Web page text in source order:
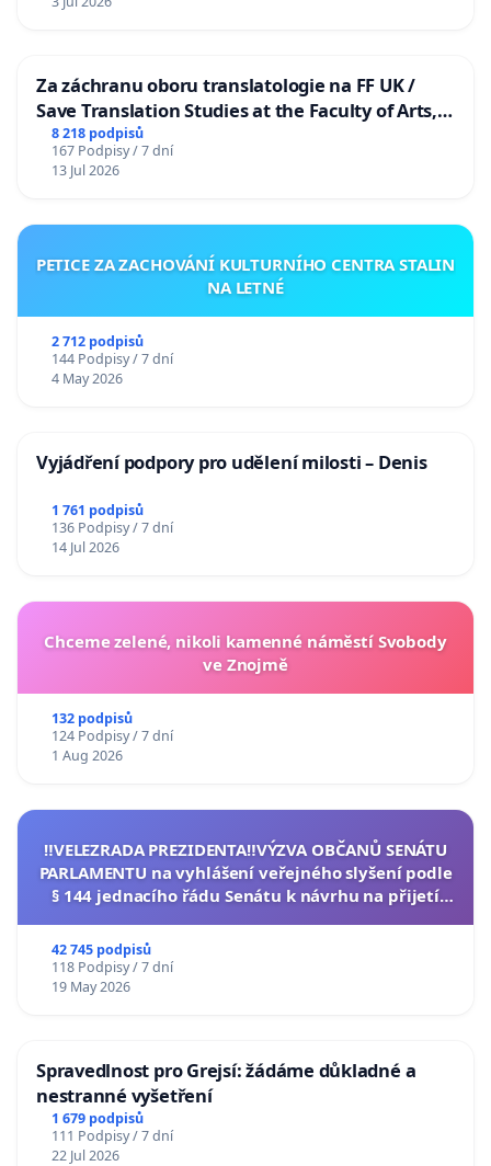
Za záchranu oboru translatologie na FF UK /
Save Translation Studies at the Faculty of Arts,
Charles University
8 218 podpisů
167 Podpisy / 7 dní
13 Jul 2026
PETICE ZA ZACHOVÁNÍ KULTURNÍHO CENTRA STALIN
NA LETNÉ
2 712 podpisů
144 Podpisy / 7 dní
4 May 2026
Vyjádření podpory pro udělení milosti – Denis
1 761 podpisů
136 Podpisy / 7 dní
14 Jul 2026
Chceme zelené, nikoli kamenné náměstí Svobody
ve Znojmě
132 podpisů
124 Podpisy / 7 dní
1 Aug 2026
‼️VELEZRADA PREZIDENTA‼️VÝZVA OBČANŮ SENÁTU
PARLAMENTU na vyhlášení veřejného slyšení podle
§ 144 jednacího řádu Senátu k návrhu na přijetí
42 745 podpisů
118 Podpisy / 7 dní
19 May 2026
Spravedlnost pro Grejsí: žádáme důkladné a
nestranné vyšetření
1 679 podpisů
111 Podpisy / 7 dní
22 Jul 2026